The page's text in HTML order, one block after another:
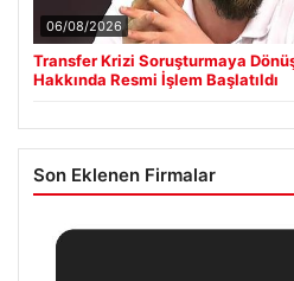
06/08/2026
Transfer Krizi Soruşturmaya
Hakkında Resmi İşlem Başlatıldı
Son Eklenen Firmalar